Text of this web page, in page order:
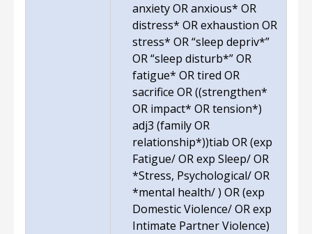
anxiety OR anxious* OR
distress* OR exhaustion OR
stress* OR “sleep depriv*”
OR “sleep disturb*” OR
fatigue* OR tired OR
sacrifice OR ((strengthen*
OR impact* OR tension*)
adj3 (family OR
relationship*))tiab OR (exp
Fatigue/ OR exp Sleep/ OR
*Stress, Psychological/ OR
*mental health/ ) OR (exp
Domestic Violence/ OR exp
Intimate Partner Violence)